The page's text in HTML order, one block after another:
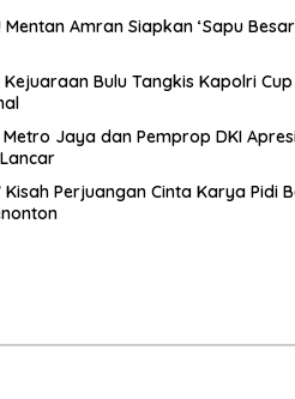
Amran Siapkan ‘Sapu
Bulu Tangkis Kapolri
Jaya dan Pemprop DKI
Kisah Perjuangan Cinta Karya Pidi